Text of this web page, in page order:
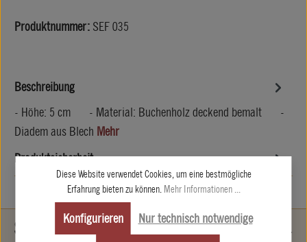
Produktnummer: SEF 035
Beschreibung
- Höhe: 5 cm - Material: Buchenholz deckend bemalt -
Diadem aus Blech Mehr
Produktsicherheit
Service-Hotline
Diese Website verwendet Cookies, um eine bestmögliche
Erfahrung bieten zu können. Mehr Informationen ...
Nur technisch notwendige
Konfigurieren